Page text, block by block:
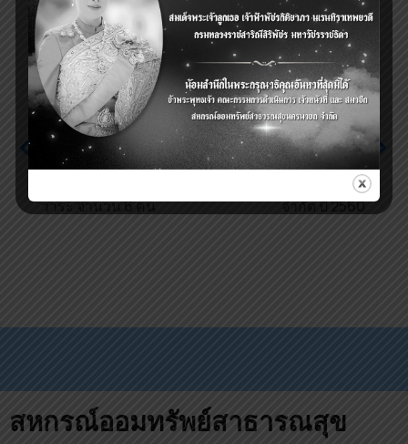
Previous
รายชื่อคณะกรรมการ
ดำเนินการสหกรณ์ออม
ทรัพย์สาธารณสุข
วาระ จำนวน 6 คน
Next
ประกาศ เรื่องการรับ
สมัครกรรมการดำเนิน
การ สหกรณ์ออมทรัพย์
สาธารณสุขนครนายก
จำกัด ปี 2560
สหกรณ์ออมทรัพย์สาธารณสุข